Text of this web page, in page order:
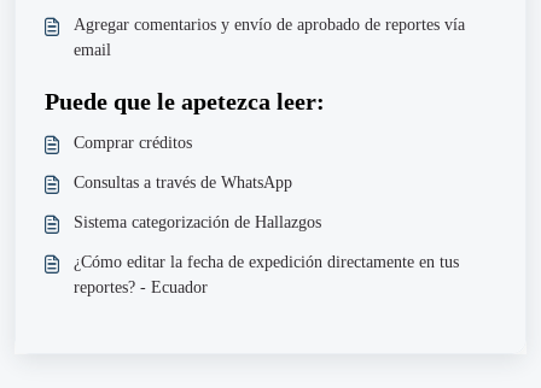
Agregar comentarios y envío de aprobado de reportes vía
email
Puede que le apetezca leer:
Comprar créditos
Consultas a través de WhatsApp
Sistema categorización de Hallazgos
¿Cómo editar la fecha de expedición directamente en tus
reportes? - Ecuador